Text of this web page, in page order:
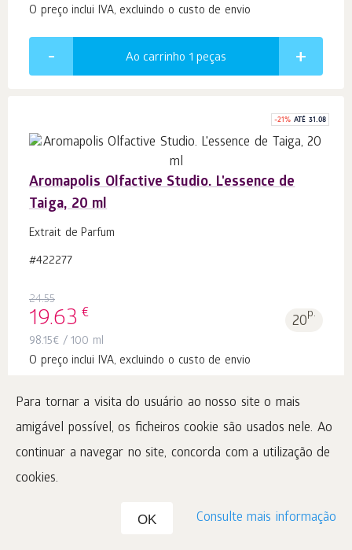
Para tornar a visita do usuário ao nosso site o mais
amigável possível, os ficheiros cookie são usados nele. Ao
continuar a navegar no site, concorda com a utilização de
cookies.
OK Consulte mais informação
O preço inclui IVA, excluindo o custo de envio
Ao carrinho 1 peças
-21% ATÉ 31.08
Aromapolis Olfactive Studio. L'essence de
Taiga, 20 ml
Extrait de Parfum
#422277
24.55
19.63 € 20p.
98.15€ / 100 ml
O preço inclui IVA, excluindo o custo de envio
Ao carrinho 1peças